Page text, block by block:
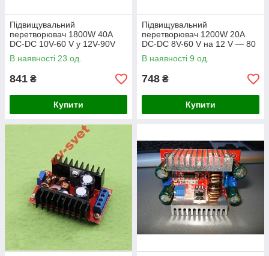
Підвищувальний
перетворювач 1800W 40A
DC-DC 10V-60 V у 12V-90V
Драйвер підвищуючий для
електро велосипеда
В наявності 23 од.
841 ₴
Купити
Підвищувальний
перетворювач 1200W 20A
DC-DC 8V-60 V на 12 V — 80
V Драйвер підвищувальний
В наявності 9 од.
748 ₴
Купити